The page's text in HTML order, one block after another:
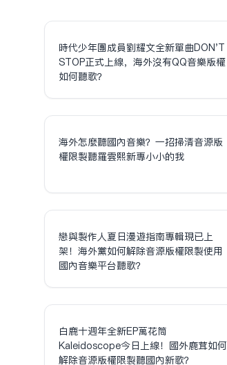
時代少年團成員劉耀文全新單曲DON'T
STOP正式上線，海外沒有QQ音樂版權
如何聽歌？
海外怎麼聽國內音樂？一招掃清音源版
權限制聽羅雲熙新專小小的我
戀與製作人夏日漫遊指南專輯現已上
架！海外黨如何解除音源版權限制使用
國內音樂平台聽歌？
白鹿十週年全新EP萬花筒
Kaleidoscope今日上線！國外鹿茸如何
解除音源版權限制聽國內新歌？